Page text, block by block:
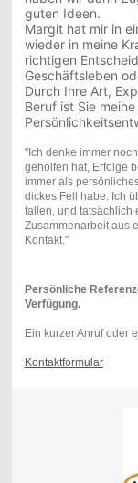
guten Ideen.
Margit hat mir in
wieder in meine
richtigen
Geschäftsleben
Durch Ihre Art,
Beruf ist Sie
"Ich denke immer
geholfen hat, Erfolge
immer als
dickes Fell habe. Ich
fallen, und tatsächlich
Zusammenarbeit aus
Kontakt."
Persönliche
Verfügung.
Ein kurzer Anruf oder
Kontaktformular